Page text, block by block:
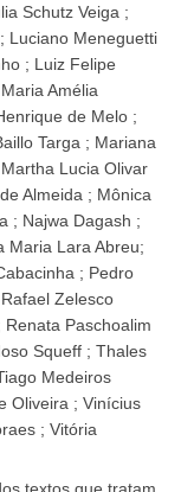
Schutz Veiga ;
Luciano Meneguetti
; Luiz Felipe
Amélia
de Melo ;
Targa ; Mariana
Lucia Olivar
Almeida ; Mônica
; Najwa Dagash ;
Maria Lara Abreu;
; Pedro
Zelesco
Paschoalim
Squeff ; Thales
Medeiros
Oliveira ; Vinícius
; Vitória
textos que tratam